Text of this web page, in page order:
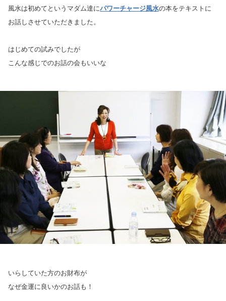
風水は初めてというマダム達にパワーチャージ風水の本をテキストに
お話しさせていただきました。
はじめての試みでしたが
こんな感じでのお話の会もいいな
いらしていた方のお財布が
なぜ金運に良いかのお話も！